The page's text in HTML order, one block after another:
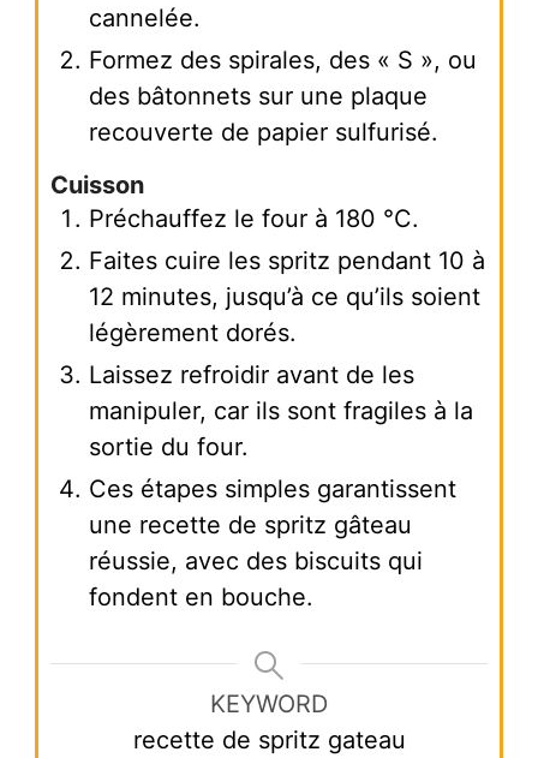
cannelée.
Formez des spirales, des « S », ou
des bâtonnets sur une plaque
recouverte de papier sulfurisé.
Cuisson
Préchauffez le four à 180 °C.
Faites cuire les spritz pendant 10 à
12 minutes, jusqu’à ce qu’ils soient
légèrement dorés.
Laissez refroidir avant de les
manipuler, car ils sont fragiles à la
sortie du four.
Ces étapes simples garantissent
une recette de spritz gâteau
réussie, avec des biscuits qui
fondent en bouche.
KEYWORD
recette de spritz gateau